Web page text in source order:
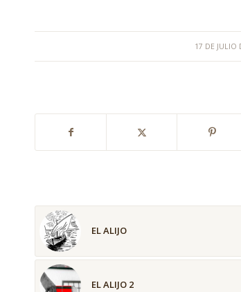
17 DE JULIO
/
EL ALIJO
EL ALIJO 2